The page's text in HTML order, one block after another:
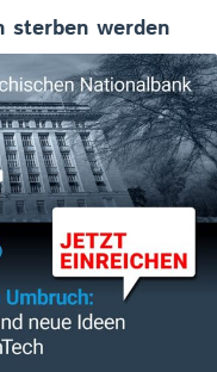
sterben werden